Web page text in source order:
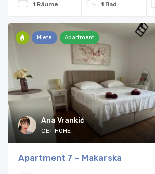
1 Räume 1 Bad
Ana Vrankić
GET HOME
Miete Apartment
Apartment 7 – Makarska